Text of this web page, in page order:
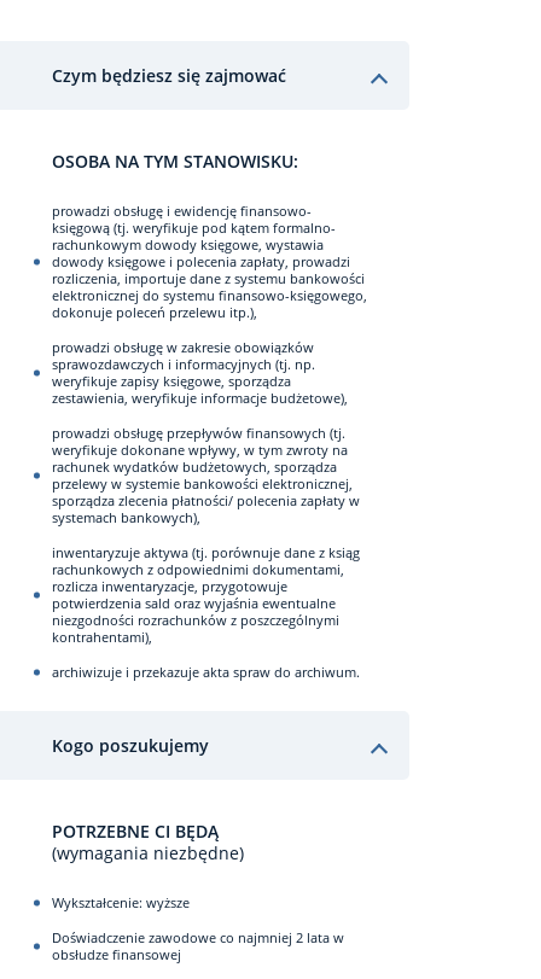
Czym będziesz się zajmować
OSOBA NA TYM STANOWISKU:
prowadzi obsługę i ewidencję finansowo-
księgową (tj. weryfikuje pod kątem formalno-
rachunkowym dowody księgowe, wystawia
dowody księgowe i polecenia zapłaty, prowadzi
rozliczenia, importuje dane z systemu bankowości
elektronicznej do systemu finansowo-księgowego,
dokonuje poleceń przelewu itp.),
prowadzi obsługę w zakresie obowiązków
sprawozdawczych i informacyjnych (tj. np.
weryfikuje zapisy księgowe, sporządza
zestawienia, weryfikuje informacje budżetowe),
prowadzi obsługę przepływów finansowych (tj.
weryfikuje dokonane wpływy, w tym zwroty na
rachunek wydatków budżetowych, sporządza
przelewy w systemie bankowości elektronicznej,
sporządza zlecenia płatności/ polecenia zapłaty w
systemach bankowych),
inwentaryzuje aktywa (tj. porównuje dane z ksiąg
rachunkowych z odpowiednimi dokumentami,
rozlicza inwentaryzacje, przygotowuje
potwierdzenia sald oraz wyjaśnia ewentualne
niezgodności rozrachunków z poszczególnymi
kontrahentami),
archiwizuje i przekazuje akta spraw do archiwum.
Kogo poszukujemy
POTRZEBNE CI BĘDĄ
(wymagania niezbędne)
Wykształcenie: wyższe
Doświadczenie zawodowe co najmniej 2 lata w
obsłudze finansowej